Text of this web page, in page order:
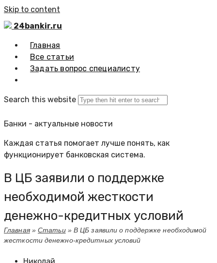
Skip to content
24bankir.ru
Главная
Все статьи
Задать вопрос специалисту
Search this website
Банки - актуальные новости
Каждая статья помогает лучше понять, как
функционирует банковская система.
В ЦБ заявили о поддержке
необходимой жесткости
денежно-кредитных условий
Главная»Статьи» В ЦБ заявили о поддержке необходимой
жесткости денежно-кредитных условий